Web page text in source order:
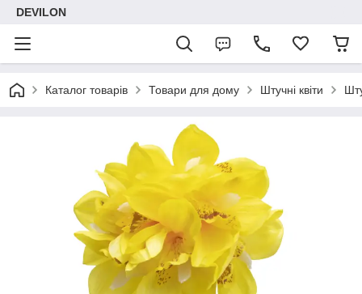
DEVILON
Каталог товарів Товари для дому Штучні квіти